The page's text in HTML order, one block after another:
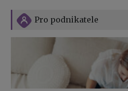
Pro podnikatele